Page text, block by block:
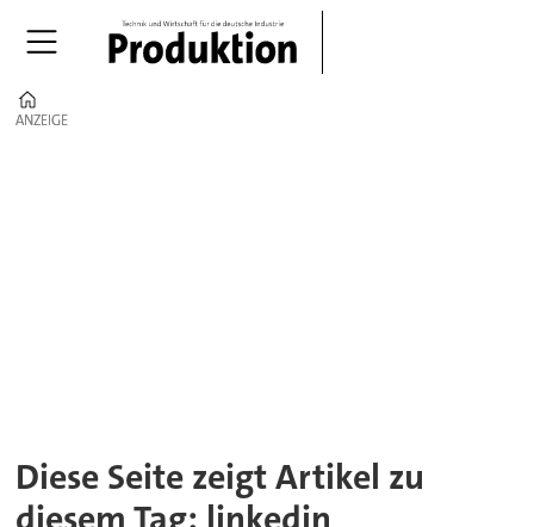
ANZEIGE
ANZEIGE
Diese Seite zeigt Artikel zu